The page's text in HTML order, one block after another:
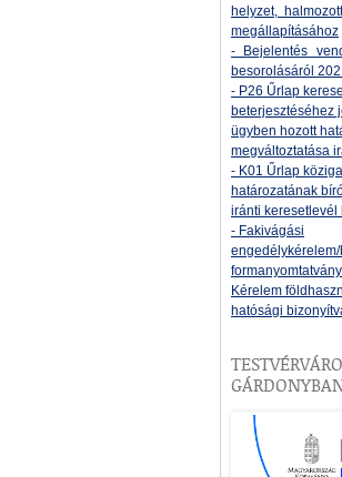
helyzet,
megállapításához
- Bejelentés
besorolásáról
- P26 Űrlap
beterjesztéséhez
ügyben hozott
megváltoztatása
- K01 Űrlap
határozatának
iránti keresetlevél
- Fakivágási
formanyomtatvány
Kérelem
hatósági